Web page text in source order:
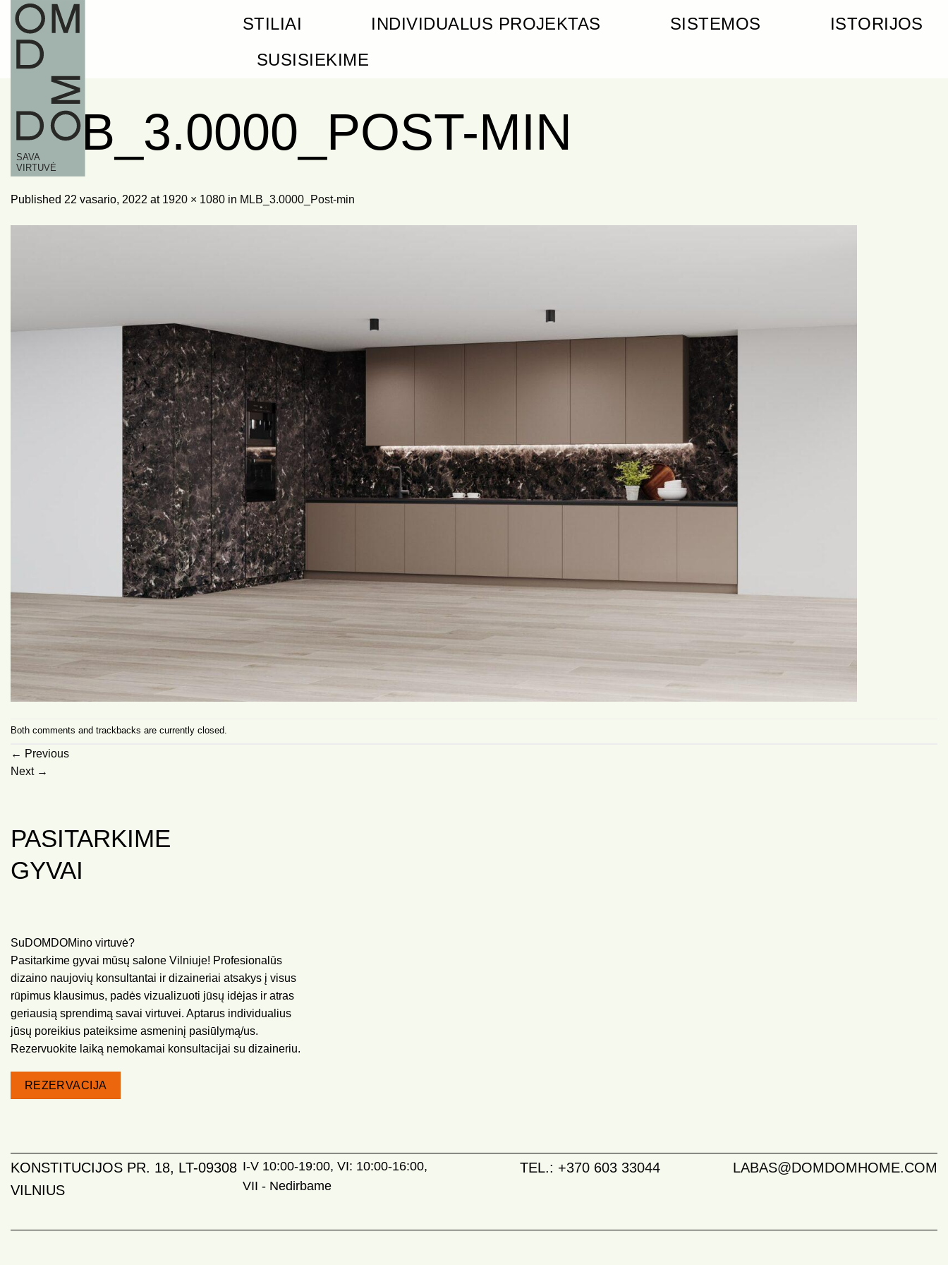
Skip
content
STILIAI INDIVIDUALUS PROJEKTAS SISTEMOS
ISTORIJOS
SUSISIEKIME
MLB_3.0000_POST-MIN
Published 22 vasario, 2022 at 1920 × 1080 in MLB_3.0000_Post-min
Both comments and trackbacks are currently closed.
← Previous
Next →
PASITARKIME
GYVAI
SuDOMDOMino virtuvė?
Pasitarkime gyvai mūsų salone Vilniuje! Profesionalūs
dizaino naujovių konsultantai ir dizaineriai atsakys į visus
rūpimus klausimus, padės vizualizuoti jūsų idėjas ir atras
geriausią sprendimą savai virtuvei. Aptarus individualius
jūsų poreikius pateiksime asmeninį pasiūlymą/us.
Rezervuokite laiką nemokamai konsultacijai su dizaineriu.
REZERVACIJA
KONSTITUCIJOS PR. 18, LT-09308
VILNIUS
I-V 10:00-19:00, VI: 10:00-16:00,
VII - Nedirbame
TEL.: +370 603 33044 LABAS@DOMDOMHOME.COM